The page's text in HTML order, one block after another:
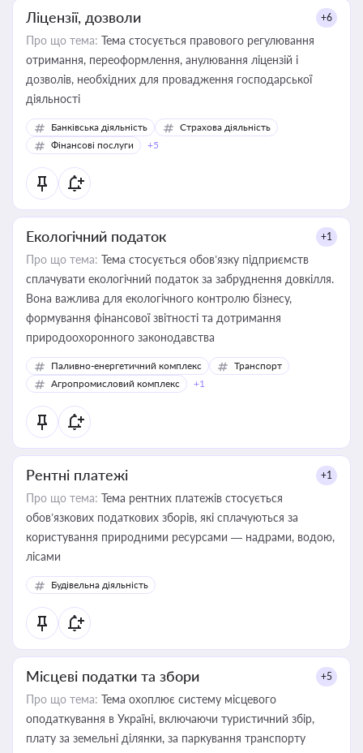
Ліцензії, дозволи +6
Про що тема: Тема стосується правового регулювання
отримання, переоформлення, анулювання ліцензій і
дозволів, необхідних для провадження господарської
діяльності
Банківська діяльність
Страхова діяльність
Фінансові послуги
+5
Екологічний податок +1
Про що тема: Тема стосується обов’язку підприємств
сплачувати екологічний податок за забруднення довкілля.
Вона важлива для екологічного контролю бізнесу,
формування фінансової звітності та дотримання
природоохоронного законодавства
Паливно-енергетичний комплекс
Транспорт
Агропромисловий комплекс
+1
Рентні платежі +1
Про що тема: Тема рентних платежів стосується
обов’язкових податкових зборів, які сплачуються за
користування природними ресурсами — надрами, водою,
лісами
Будівельна діяльність
Місцеві податки та збори +5
Про що тема: Тема охоплює систему місцевого
оподаткування в Україні, включаючи туристичний збір,
плату за земельні ділянки, за паркування транспорту